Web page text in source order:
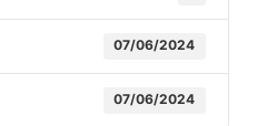
07/06/2024
07/06/2024